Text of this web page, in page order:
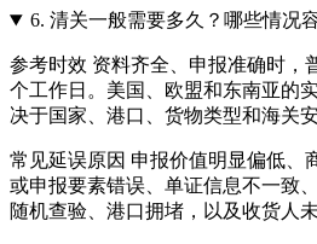
6. 清关一般需要多久？哪些情况
参考时效 资料齐全、申报准确时，
个工作日。美国、欧盟和东南亚的
决于国家、港口、货物类型和海关
常见延误原因 申报价值明显偏低、
或申报要素错误、单证信息不一致
随机查验、港口拥堵，以及收货人